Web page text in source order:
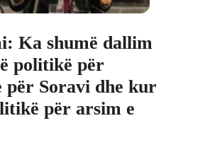
Ka shumë dallim
politikë për
për Soravi dhe kur
për arsim e